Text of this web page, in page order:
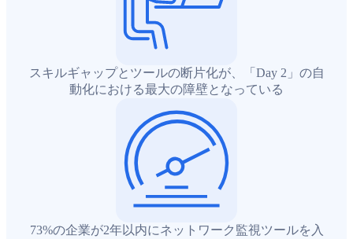
スキルギャップとツールの断片化が、「Day 2」の自
動化における最大の障壁となっている
73%の企業が2年以内にネットワーク監視ツールを入